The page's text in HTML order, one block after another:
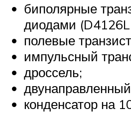
биполярные
диодами
полевые
импульсный
дроссель;
конденсатор на